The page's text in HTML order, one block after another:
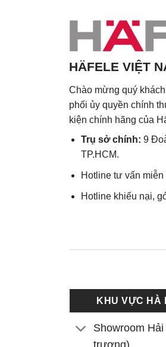
HÄFELE VIỆT
Chào mừng quý
phối ủy quyền chính
kiện chính hãng của
Trụ sở chính: 9
TP.HCM.
Hotline tư vấn
Hotline khiếu nại,
KHU VỰC HÀ
Showroom
trương)